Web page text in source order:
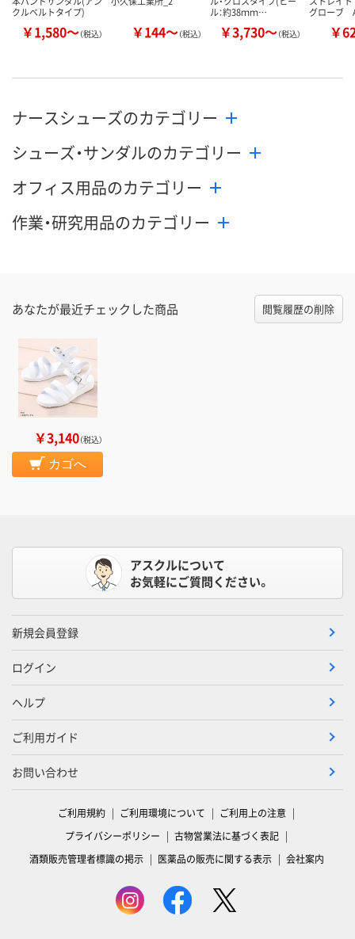
クルベルトタイプ)
￥1,580～（税込） ￥144～（税込）
ル：約38ｍｍ…
￥3,730～（税込）
グローブ
￥
ナースシューズのカテゴリー
シューズ・サンダルのカテゴリー
オフィス用品のカテゴリー
作業・研究用品のカテゴリー
あなたが最近チェックした商品 閲覧履歴の削除
￥3,140（税込）
カゴへ
アスクルについて
お気軽にご質問ください。
新規会員登録
ログイン
ヘルプ
ご利用ガイド
お問い合わせ
ご利用規約 ご利用環境について
ご利用上の注意
プライバシーポリシー
古物営業法に基づく表記
酒類販売管理者標識の掲示
医薬品の販売に関する表示 会社案内